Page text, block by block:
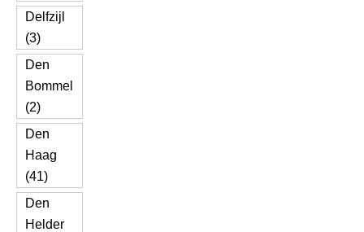
Delfzijl
(3)
Den
Bommel
(2)
Den
Haag
(41)
Den
Helder